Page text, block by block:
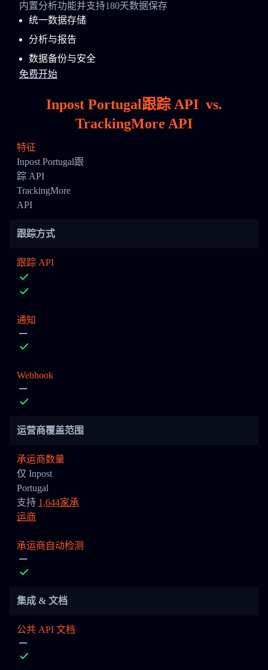
内置分析功能并支持180天数据保存
统一数据存储
分析与报告
数据备份与安全
免费开始
Inpost Portugal跟踪 API vs.
TrackingMore API
特征
Inpost Portugal跟
踪 API
TrackingMore
API
跟踪方式
跟踪 API
通知
Webhook
运营商覆盖范围
承运商数量
仅 Inpost
Portugal
支持 1,644家承
运商
承运商自动检测
集成 & 文档
公共 API 文档